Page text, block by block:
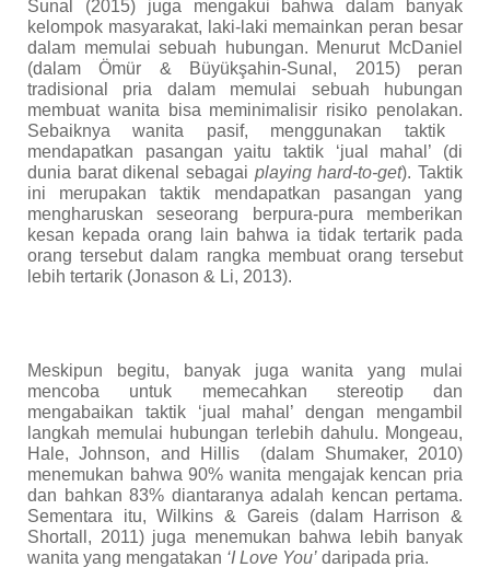
Sunal
(2015) juga mengakui bahwa dalam banyak
kelompok masyarakat, laki-laki memainkan peran besar
dalam memulai sebuah hubungan. Menurut McDaniel
(dalamÖmür & Büyükşahin-Sunal, 2015) peran
tradisional pria dalam memulai sebuah hubungan
membuat wanita bisa meminimalisir risiko penolakan.
Sebaiknya wanita pasif, menggunakan taktik
mendapatkan pasanganyaitutaktik ‘jual mahal’ (di
dunia barat dikenal sebagai playing hard-to-get). Taktik
ini merupakan taktik mendapatkan pasangan yang
mengharuskan seseorang berpura-pura memberikan
kesan kepada orang lain bahwa ia tidak tertarik pada
orang tersebut dalam rangka membuat orang tersebut
lebih tertarik (Jonason & Li, 2013).
Meskipun begitu, banyak juga wanita yang mulai
mencoba untuk memecahkan stereotipdan
mengabaikan taktik ‘jual mahal’ dengan mengambil
langkah memulai hubungan terlebih dahulu. Mongeau,
Hale, Johnson, and Hillis
(dalam Shumaker, 2010)
menemukan bahwa 90% wanita mengajak kencan pria
dan bahkan 83% diantaranya adalah kencan pertama.
Sementara itu,Wilkins & Gareis (dalam
Harrison &
Shortall , 2011) juga menemukan bahwa lebih banyak
wanita yang mengatakan ‘I Love You’ daripada pria.